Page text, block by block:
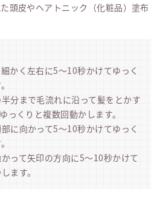
頭皮やヘアトニック（化粧品）塗布
かく左右に5～10秒かけてゆっく
分まで毛流れに沿って髪をとかす
っくりと複数回動かします。
に向かって5～10秒かけてゆっく
って矢印の方向に5～10秒かけて
ます。